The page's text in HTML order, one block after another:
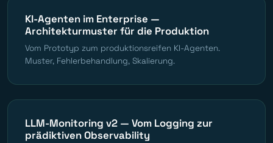
KI-Agenten im Enterprise —
Architekturmuster für die Produktion
Vom Prototyp zum produktionsreifen KI-Agenten.
Muster, Fehlerbehandlung, Skalierung.
LLM-Monitoring v2 — Vom Logging zur
prädiktiven Observability